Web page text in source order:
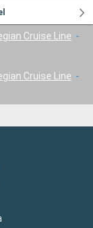
Cruise Line
Cruise Line